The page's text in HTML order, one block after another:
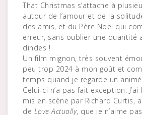
That Christmas s’attache à
autour de l’amour et de la
des amis, et du Père Noël qui
erreur, sans oublier une quantité
dindes !
Un film mignon, très souvent
peu trop 2024 à mon goût et
temps quand je regarde un
Celui-ci n’a pas fait exception. J’ai
mis en scène par Richard Curtis,
de Love Actually, que je n’aime